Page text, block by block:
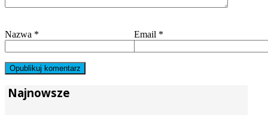
Nazwa * Email *
Najnowsze